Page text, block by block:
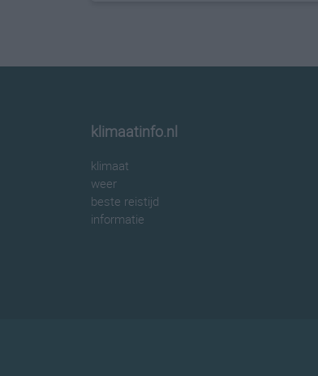
klimaatinfo.nl
klimaat
weer
beste reistijd
informatie